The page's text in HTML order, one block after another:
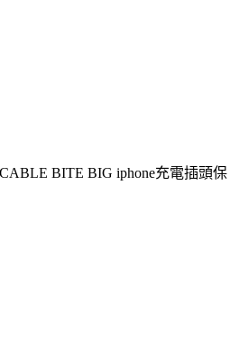
BITE BIG iphone充電插頭保